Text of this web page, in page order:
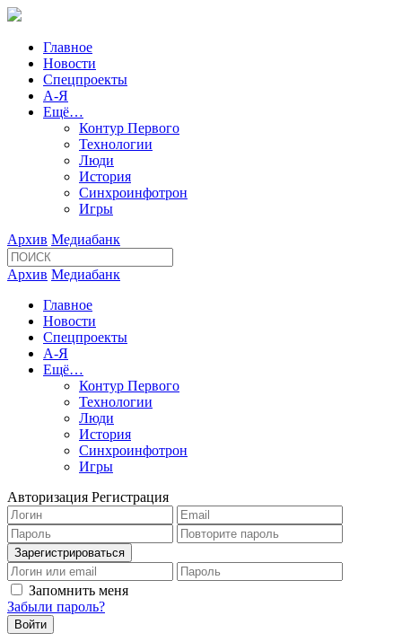
Главное
Новости
Спецпроекты
А-Я
Ещё…
Контур Первого
Технологии
Люди
История
Синхроинфотрон
Игры
Архив Медиабанк
Архив Медиабанк
Главное
Новости
Спецпроекты
А-Я
Ещё…
Контур Первого
Технологии
Люди
История
Синхроинфотрон
Игры
Авторизация Регистрация
Запомнить меня
Забыли пароль?